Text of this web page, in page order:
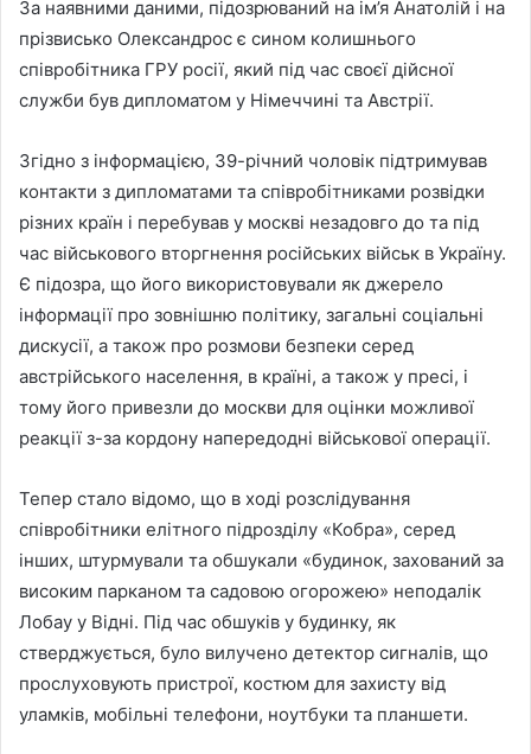
За наявними даними, підозрюваний на ім’я Анатолій і на
прізвисько Олександрос є сином колишнього
співробітника ГРУ росії, який під час своєї дійсної
служби був дипломатом у Німеччині та Австрії.
Згідно з інформацією, 39-річний чоловік підтримував
контакти з дипломатами та співробітниками розвідки
різних країн і перебував у москві незадовго до та під
час військового вторгнення російських військ в Україну.
Є підозра, що його використовували як джерело
інформації про зовнішню політику, загальні соціальні
дискусії, а також про розмови безпеки серед
австрійського населення, в країні, а також у пресі, і
тому його привезли до москви для оцінки можливої
реакції з-за кордону напередодні військової операції.
Тепер стало відомо, що в ході розслідування
співробітники елітного підрозділу «Кобра», серед
інших, штурмували та обшукали «будинок, захований за
високим парканом та садовою огорожею» неподалік
Лобау у Відні. Під час обшуків у будинку, як
стверджується, було вилучено детектор сигналів, що
прослуховують пристрої, костюм для захисту від
уламків, мобільні телефони, ноутбуки та планшети.